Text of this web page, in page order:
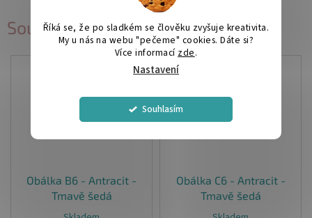
Říká se, že po sladkém se člověku zvyšuje kreativita.
My u nás na webu "pečeme" cookies. Dáte si?
Více informací zde.
Nastavení
Souhlasím
Související produkty
Obálka B6 - Antracit -
Tmavě šedá
Obálka C6 - Antracit -
Tmavě šedá